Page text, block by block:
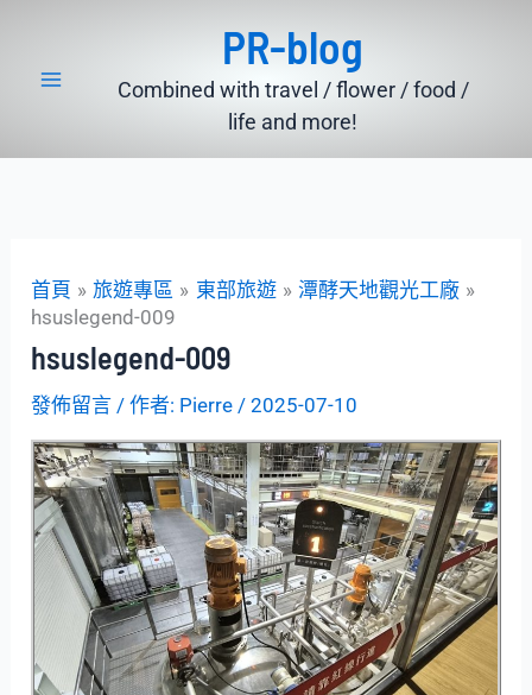
PR-blog
Combined with travel / flower / food /
life and more!
首頁 旅遊專區 東部旅遊
潭酵天地觀光工廠
hsuslegend-009
hsuslegend-009
發佈留言 / 作者: Pierre /2025-07-10